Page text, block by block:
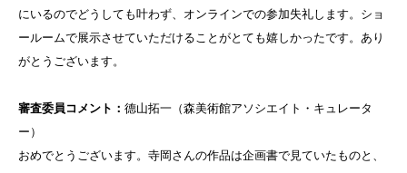
にいるのでどうしても叶わず、オンラインでの参加失礼します。ショ
ールームで展示させていただけることがとても嬉しかったです。あり
がとうございます。
審査委員コメント： 德山拓一（森美術館アソシエイト・キュレータ
ー）
おめでとうございます。寺岡さんの作品は企画書で見ていたものと、